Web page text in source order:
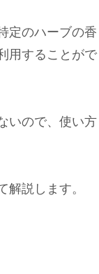
定のハーブの香
用することがで
いので、使い方
説します。